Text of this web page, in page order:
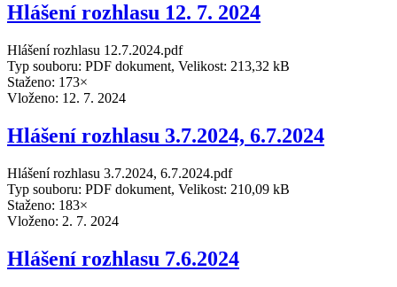
Hlášení rozhlasu 12. 7. 2024
Hlášení rozhlasu 12.7.2024.pdf
Typ souboru: PDF dokument, Velikost: 213,32 kB
Staženo: 173×
Vloženo: 12. 7. 2024
Hlášení rozhlasu 3.7.2024, 6.7.2024
Hlášení rozhlasu 3.7.2024, 6.7.2024.pdf
Typ souboru: PDF dokument, Velikost: 210,09 kB
Staženo: 183×
Vloženo: 2. 7. 2024
Hlášení rozhlasu 7.6.2024